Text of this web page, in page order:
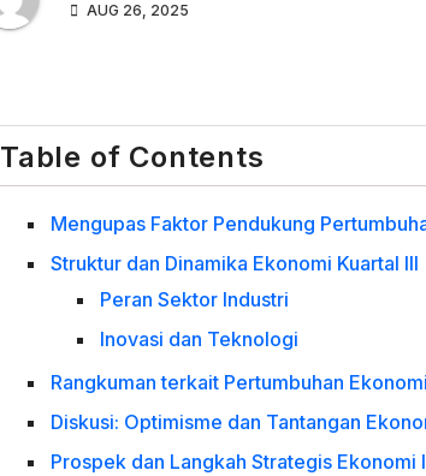
AUG 26, 2025
Table of Contents
Mengupas Faktor Pendukung
Struktur dan Dinamika Ekonomi Kuartal III
Peran Sektor Industri
Inovasi dan Teknologi
Rangkuman terkait Pertumbuhan
Diskusi: Optimisme dan Tantangan
Prospek dan Langkah Strategis Ekonomi